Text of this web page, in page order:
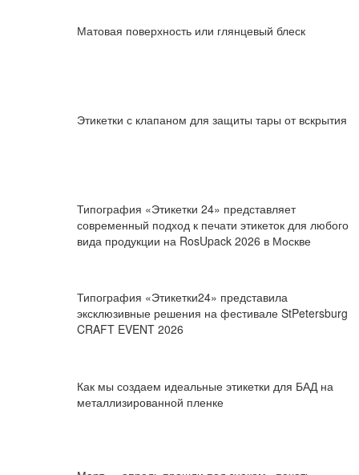
Матовая поверхность или глянцевый блеск
Этикетки с клапаном для защиты тары от вскрытия
Типография «Этикетки 24» представляет
современный подход к печати этикеток для любого
вида продукции на RosUpack 2026 в Москве
Типография «Этикетки24» представила
эксклюзивные решения на фестивале StPetersburg
CRAFT EVENT 2026
Как мы создаем идеальные этикетки для БАД на
металлизированной пленке